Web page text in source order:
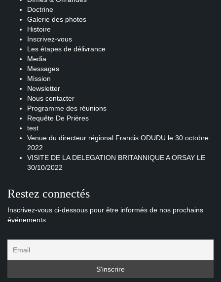
Doctrine
Galerie des photos
Histoire
Inscrivez-vous
Les étapes de délivrance
Media
Messages
Mission
Newsletter
Nous contacter
Programme des réunions
Requête De Prières
test
Venue du directeur régional Francis ODUDU le 30 octobre
2022
VISITE DE LA DELEGATION BRITANNIQUE A ORSAY LE
30/10/2022
Restez connectés
Inscrivez-vous ci-dessous pour être informés de nos prochains
événements